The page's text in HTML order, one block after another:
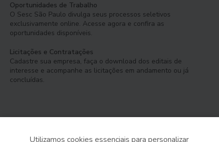
Oportunidades de Trabalho
O Sesc São Paulo divulga seus processos seletivos
exclusivamente online. Acesse agora e confira as
oportunidades disponíveis.
Licitações e Contratações
Cadastre sua empresa, faça o download dos editais de
interesse e acompanhe as licitações em andamento ou já
concluídas.
Utilizamos cookies essenciais para personalizar